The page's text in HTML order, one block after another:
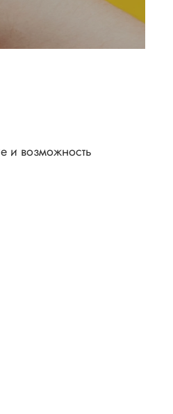
и возможность